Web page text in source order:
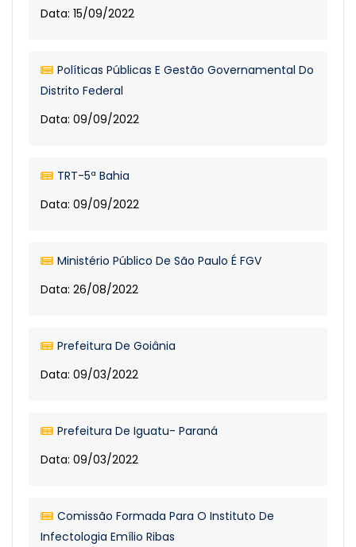
Data: 15/09/2022
Políticas Públicas E Gestão Governamental Do
Distrito Federal
Data: 09/09/2022
TRT-5ª Bahia
Data: 09/09/2022
Ministério Público De São Paulo É FGV
Data: 26/08/2022
Prefeitura De Goiânia
Data: 09/03/2022
Prefeitura De Iguatu- Paraná
Data: 09/03/2022
Comissão Formada Para O Instituto De
Infectologia Emílio Ribas